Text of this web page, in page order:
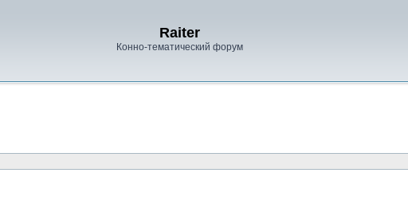
Raiter
Конно-тематический форум